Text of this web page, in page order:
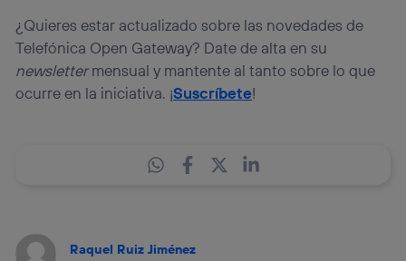
¿Quieres estar actualizado sobre las novedades de
Telefónica Open Gateway? Date de alta en su
newslettermensual y mantente al tanto sobre lo que
ocurre en la iniciativa. ¡Suscríbete!
Raquel Ruiz Jiménez